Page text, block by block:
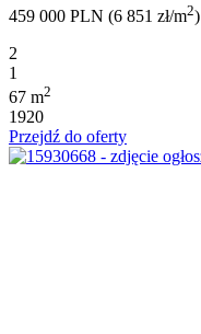
459 000 PLN (6 851 zł/m2)
2
1
67 m2
1920
Przejdź do oferty